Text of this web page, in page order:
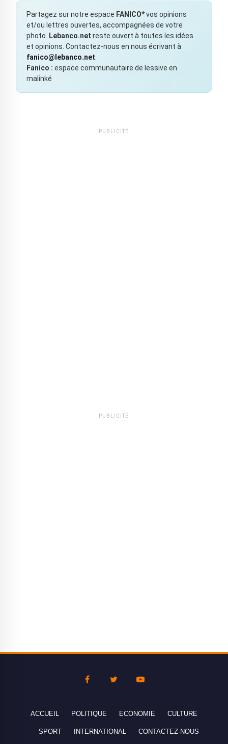
Partagez sur notre espace FANICO*vos opinions
et/ou lettres ouvertes, accompagnées de votre
photo.
Lebanco.net reste ouvert à toutes les idées
et opinions. Contactez-nous en nous écrivant à
fanico@lebanco.net
Fanico : espace communautaire de lessive en
malinké
PUBLICITÉ
PUBLICITÉ
ACCUEIL POLITIQUE ECONOMIE CULTURE
SPORT INTERNATIONAL CONTACTEZ-NOUS